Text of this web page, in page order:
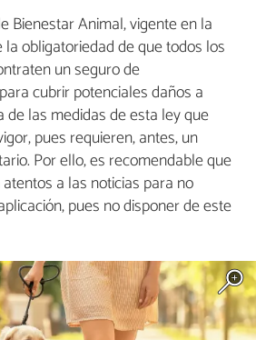
Bienestar Animal, vigente en la
obligatoriedad de que todos los
un seguro de
cubrir potenciales daños a
de las medidas de esta ley que
pues requieren, antes, un
Por ello, es recomendable que
a las noticias para no
pues no disponer de este